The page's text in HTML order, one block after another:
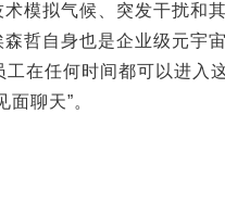
模拟气候、突发干扰和
哲自身也是企业级元宇
在任何时间都可以进入
聊天”。